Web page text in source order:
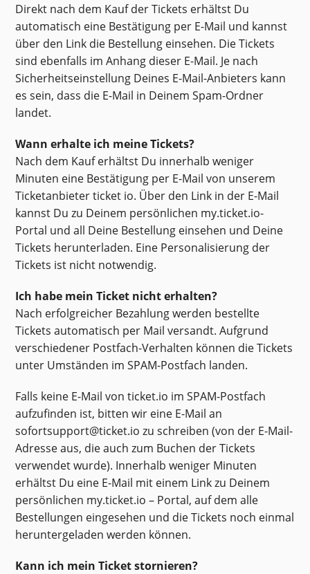
Direkt nach dem Kauf der Tickets erhältst Du
automatisch eine Bestätigung per E-Mail und kannst
über den Link die Bestellung einsehen. Die Tickets
sind ebenfalls im Anhang dieser E-Mail. Je nach
Sicherheitseinstellung Deines E-Mail-Anbieters kann
es sein, dass die E-Mail in Deinem Spam-Ordner
landet.
Wann erhalte ich meine Tickets?
Nach dem Kauf erhältst Du innerhalb weniger
Minuten eine Bestätigung per E-Mail von unserem
Ticketanbieter ticket io. Über den Link in der E-Mail
kannst Du zu Deinem persönlichen my.ticket.io-
Portal und all Deine Bestellung einsehen und Deine
Tickets herunterladen. Eine Personalisierung der
Tickets ist nicht notwendig.
Ich habe mein Ticket nicht erhalten?
Nach erfolgreicher Bezahlung werden bestellte
Tickets automatisch per Mail versandt. Aufgrund
verschiedener Postfach-Verhalten können die Tickets
unter Umständen im SPAM-Postfach landen.
Falls keine E-Mail von ticket.io im SPAM-Postfach
aufzufinden ist, bitten wir eine E-Mail an
sofortsupport@ticket.io zu schreiben (von der E-Mail-
Adresse aus, die auch zum Buchen der Tickets
verwendet wurde). Innerhalb weniger Minuten
erhältst Du eine E-Mail mit einem Link zu Deinem
persönlichen my.ticket.io – Portal, auf dem alle
Bestellungen eingesehen und die Tickets noch einmal
heruntergeladen werden können.
Kann ich mein Ticket stornieren?